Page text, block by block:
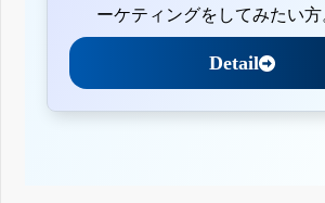
ーケティングをしてみたい方
Detail